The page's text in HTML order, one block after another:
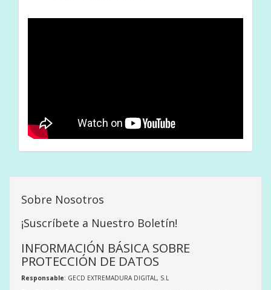
Sobre Nosotros
¡Suscríbete a Nuestro Boletín!
INFORMACIÓN BÁSICA SOBRE
PROTECCIÓN DE DATOS
Responsable: GECD EXTREMADURA DIGITAL, S.L